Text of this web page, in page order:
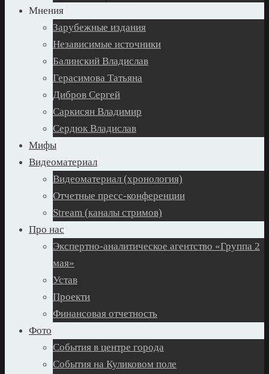
Мнения
Зарубежные издания
Независимые источники
Балинский Владислав
Герасимова Татьяна
Дибров Сергей
Саркисян Владимир
Сердюк Владислав
Мифы
Видеоматериал
Видеоматериал (хронология)
Отчетные пресс-конференции
Stream (каналы стримов)
Про нас
Экспертно-аналитическое агентство «Группа 2
мая»
Устав
Проекти
Финансовая отчетность
Фото
События в центре города
События на Куликовом поле